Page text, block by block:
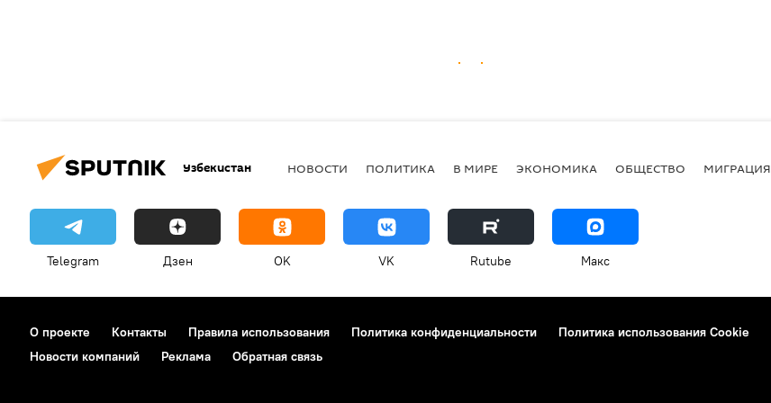
Узбекистан НОВОСТИ ПОЛИТИКА В МИРЕ ЭКОНОМИКА ОБЩЕСТВО МИГРАЦИЯ
Telegram Дзен OK VK Rutube Макс
О проекте Контакты Правила использования Политика конфиденциальности Политика использования Cookie
Новости компаний
Реклама Обратная связь